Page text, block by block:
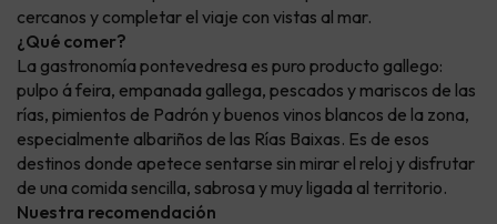
cercanos y completar el viaje con vistas al mar.
¿Qué comer?
La gastronomía pontevedresa es puro producto gallego:
pulpo á feira, empanada gallega, pescados y mariscos de las
rías, pimientos de Padrón y buenos vinos blancos de la zona,
especialmente albariños de las Rías Baixas. Es de esos
destinos donde apetece sentarse sin mirar el reloj y disfrutar
de una comida sencilla, sabrosa y muy ligada al territorio.
Nuestra recomendación